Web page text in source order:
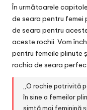
În următoarele
de seara pentru femei
de seara pentru
aceste rochii. Vom
pentru femeile plinute
rochia de seara
„O rochie potrivită
în sine a femeilor
simtă mai feminină